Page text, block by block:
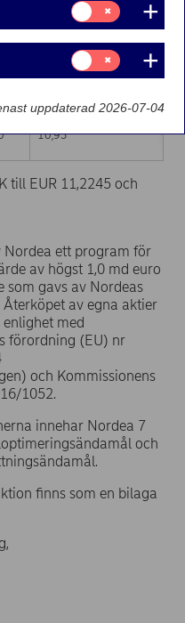
10,93
till EUR 11,2245 och
ett program för
av högst 1,0 md euro
som gavs av Nordeas
av egna aktier
med
förordning (EU) nr
och Kommissionens
1052.
innehar Nordea 7
och
finns som en bilaga
Samtycke
för:
Statistik
Samtycke
för:
Marknadsföring
uppdaterad 2026-07-04